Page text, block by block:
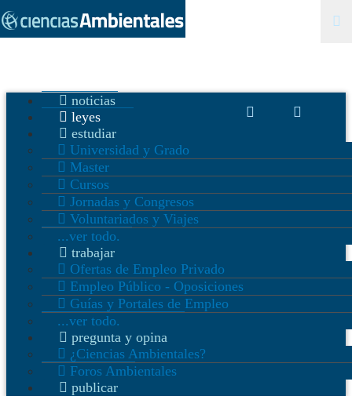
noticias
leyes
estudiar
Universidad y Grado
Master
Cursos
Jornadas y Congresos
Voluntariados y Viajes
...ver todo.
trabajar
Ofertas de Empleo Privado
Empleo Público - Oposiciones
Guías y Portales de Empleo
...ver todo.
pregunta y opina
¿Ciencias Ambientales?
Foros Ambientales
publicar